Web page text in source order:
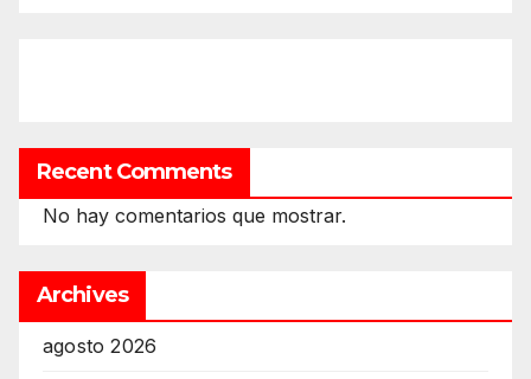
Recent Comments
No hay comentarios que mostrar.
Archives
agosto 2026